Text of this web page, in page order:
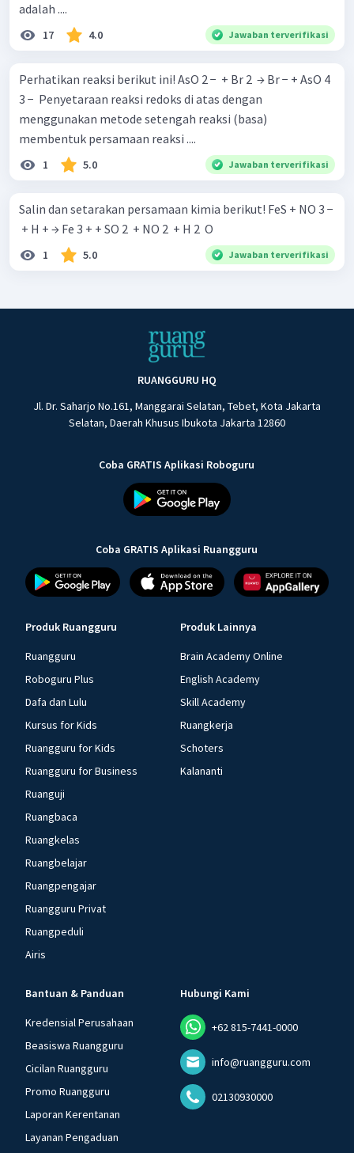
adalah ....
17 4.0 Jawaban terverifikasi
Perhatikan reaksi berikut ini! AsO 2 − ​ + Br 2 ​ → Br − + AsO 4
3 − ​ Penyetaraan reaksi redoks di atas dengan
menggunakan metode setengah reaksi (basa)
membentuk persamaan reaksi ....
1 5.0 Jawaban terverifikasi
Salin dan setarakan persamaan kimia berikut! FeS + NO 3 −
​ + H + → Fe 3 + + SO 2 ​ + NO 2 ​ + H 2 ​ O
1 5.0 Jawaban terverifikasi
RUANGGURU HQ
Jl. Dr. Saharjo No.161, Manggarai Selatan, Tebet, Kota Jakarta
Selatan, Daerah Khusus Ibukota Jakarta 12860
Coba GRATIS Aplikasi Roboguru
Coba GRATIS Aplikasi Ruangguru
Produk Ruangguru
Ruangguru
Roboguru Plus
Dafa dan Lulu
Kursus for Kids
Ruangguru for Kids
Ruangguru for Business
Ruanguji
Ruangbaca
Ruangkelas
Ruangbelajar
Ruangpengajar
Ruangguru Privat
Ruangpeduli
Airis
Produk Lainnya
Brain Academy Online
English Academy
Skill Academy
Ruangkerja
Schoters
Kalananti
Bantuan & Panduan
Kredensial Perusahaan
Beasiswa Ruangguru
Cicilan Ruangguru
Promo Ruangguru
Laporan Kerentanan
Layanan Pengaduan
Hubungi Kami
+62 815-7441-0000
info@ruangguru.com
02130930000